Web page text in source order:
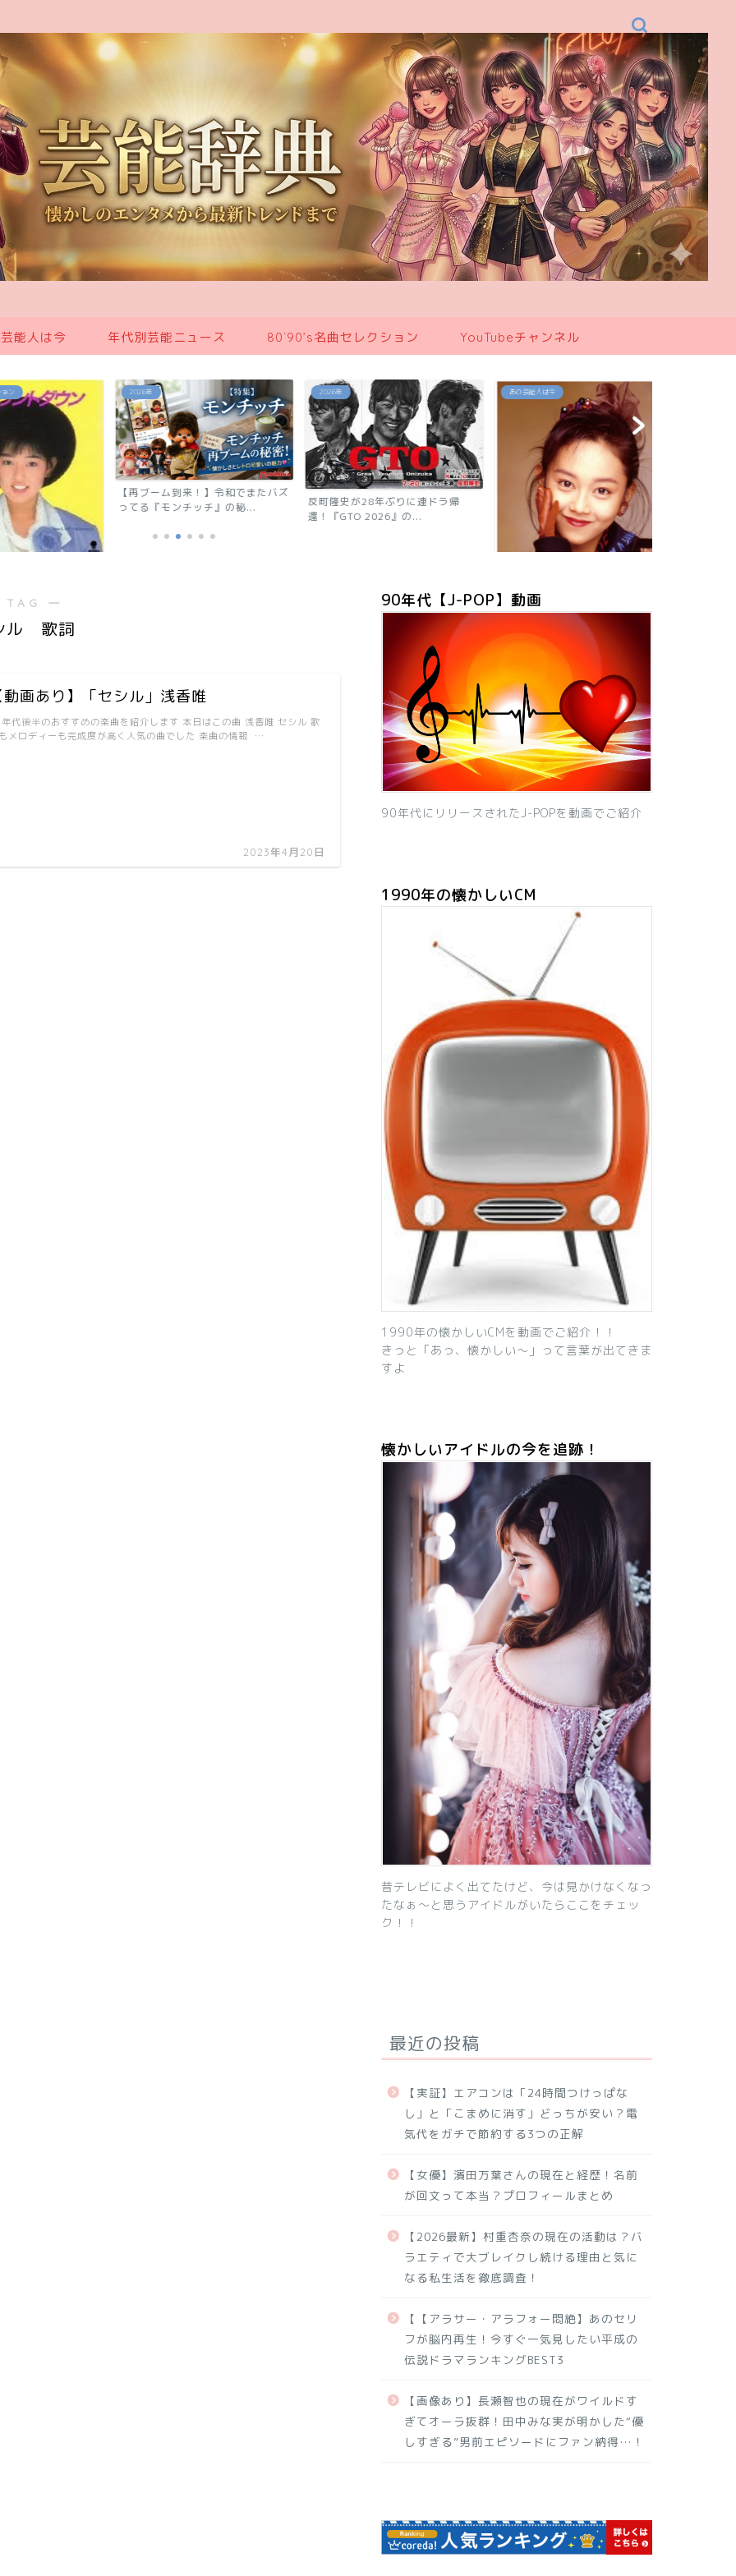
能人は今 年代別芸能ニュース 80`90’s名曲セレクション YouTubeチャンネル
2026年
【再ブーム到来！】令和でまたバズ
ってる『モンチッチ』の秘...
2026年
反町隆史が28年ぶりに連ドラ帰
還！『GTO 2026』の...
あの芸能人は今
「浅香唯の現在は？旦那も子供も芸
能人！有名グループ全員が...
―
ル 歌詞
動画あり】「セシル」浅香唯
2023年4月20日
代後半のおすすめの楽曲を紹介します 本日はこの曲 浅香唯 セシル 歌
メロディーも完成度が高く人気の曲でした 楽曲の情報 …
90年代【J-POP】動画
90年代にリリースされたJ-POPを動画でご紹介
1990年の懐かしいCM
1990年の懐かしいCMを動画でご紹介！！
きっと「あっ、懐かしい～」って言葉が出てきま
すよ
懐かしいアイドルの今を追跡！
昔テレビによく出てたけど、今は見かけなくなっ
たなぁ～と思うアイドルがいたらここをチェッ
ク！！
最近の投稿
【実証】エアコンは「24時間つけっぱな
し」と「こまめに消す」どっちが安い？電
気代をガチで節約する3つの正解
【女優】濱田万葉さんの現在と経歴！名前
が回文って本当？プロフィールまとめ
【2026最新】村重杏奈の現在の活動は？バ
ラエティで大ブレイクし続ける理由と気に
なる私生活を徹底調査！
【【アラサー・アラフォー悶絶】あのセリ
フが脳内再生！今すぐ一気見したい平成の
伝説ドラマランキングBEST3
【画像あり】長瀬智也の現在がワイルドす
ぎてオーラ抜群！田中みな実が明かした“優
しすぎる”男前エピソードにファン納得…！